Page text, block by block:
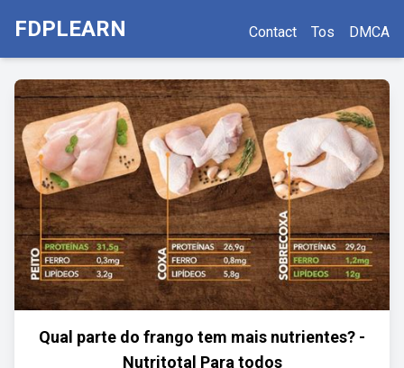
FDPLEARN Contact Tos DMCA
Qual parte do frango tem mais nutrientes? -
Nutritotal Para todos